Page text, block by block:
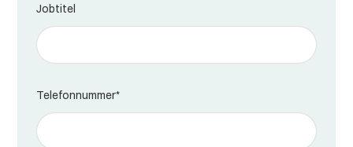
Jobtitel
Telefonnummer*